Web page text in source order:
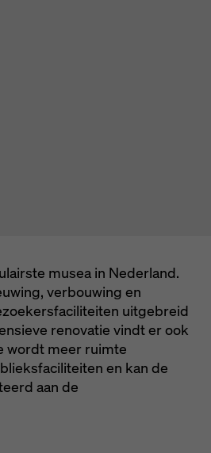
musea in Nederland.
verbouwing en
uitgebreid
renovatie vindt er ook
wordt meer ruimte
en kan de
aan de